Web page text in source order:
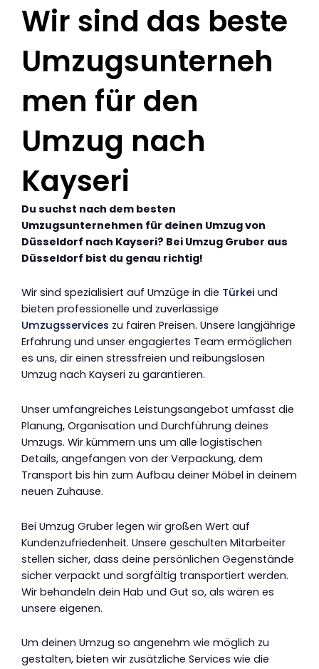
Wir sind das beste
Umzugsunterneh
men für den
Umzug nach
Kayseri
Du suchst nach dem besten
Umzugsunternehmen für deinen Umzug von
Düsseldorf nach Kayseri? Bei Umzug Gruber aus
Düsseldorf bist du genau richtig!
Wir sind spezialisiert auf Umzüge in die Türkei und
bieten professionelle und zuverlässige
Umzugsservices zu fairen Preisen. Unsere langjährige
Erfahrung und unser engagiertes Team ermöglichen
es uns, dir einen stressfreien und reibungslosen
Umzug nach Kayseri zu garantieren.
Unser umfangreiches Leistungsangebot umfasst die
Planung, Organisation und Durchführung deines
Umzugs. Wir kümmern uns um alle logistischen
Details, angefangen von der Verpackung, dem
Transport bis hin zum Aufbau deiner Möbel in deinem
neuen Zuhause.
Bei Umzug Gruber legen wir großen Wert auf
Kundenzufriedenheit. Unsere geschulten Mitarbeiter
stellen sicher, dass deine persönlichen Gegenstände
sicher verpackt und sorgfältig transportiert werden.
Wir behandeln dein Hab und Gut so, als wären es
unsere eigenen.
Um deinen Umzug so angenehm wie möglich zu
gestalten, bieten wir zusätzliche Services wie die